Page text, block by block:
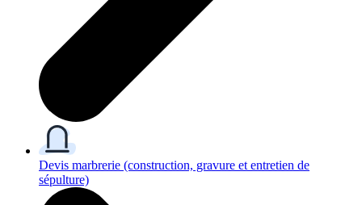
Devis marbrerie (construction, gravure et entretien de
sépulture)